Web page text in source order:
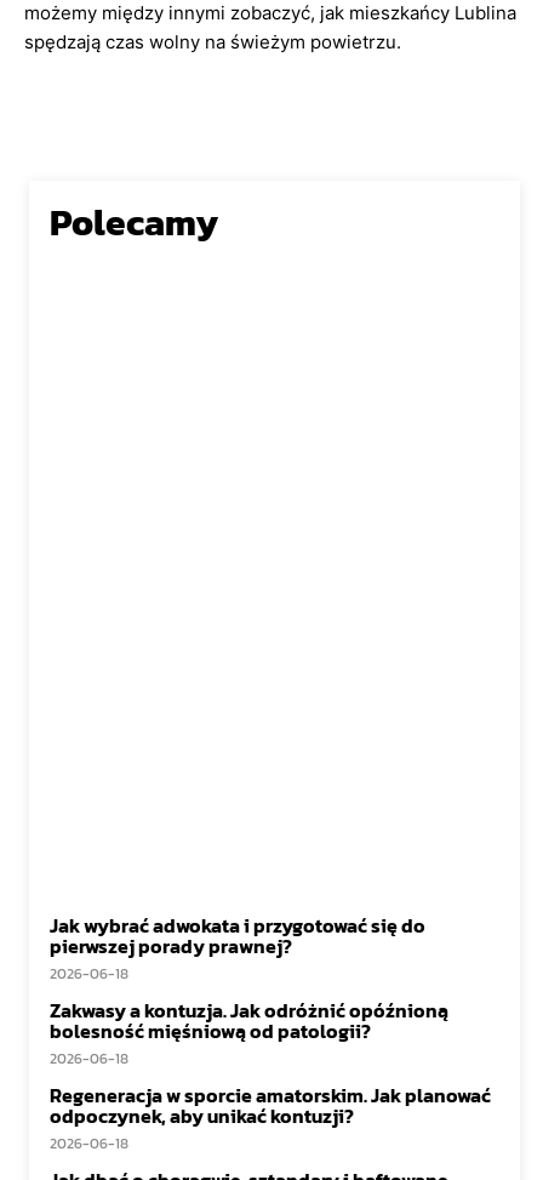
możemy między innymi zobaczyć, jak mieszkańcy Lublina
spędzają czas wolny na świeżym powietrzu.
Polecamy
Jak wybrać adwokata i przygotować się do
pierwszej porady prawnej?
2026-06-18
Zakwasy a kontuzja. Jak odróżnić opóźnioną
bolesność mięśniową od patologii?
2026-06-18
Regeneracja w sporcie amatorskim. Jak planować
odpoczynek, aby unikać kontuzji?
2026-06-18